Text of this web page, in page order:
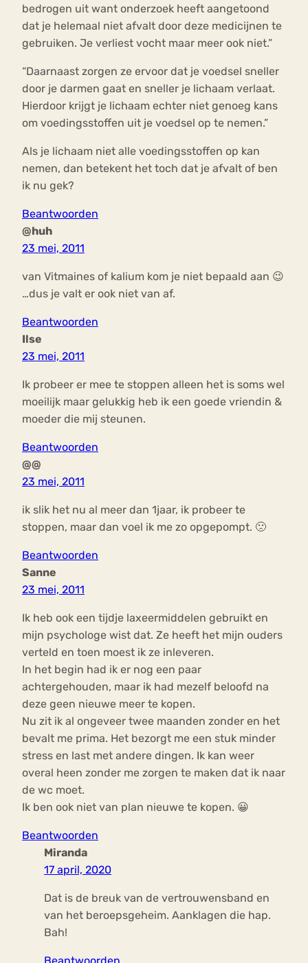
bedrogen uit want onderzoek heeft aangetoond
dat je helemaal niet afvalt door deze medicijnen te
gebruiken. Je verliest vocht maar meer ook niet.”
“Daarnaast zorgen ze ervoor dat je voedsel sneller
door je darmen gaat en sneller je lichaam verlaat.
Hierdoor krijgt je lichaam echter niet genoeg kans
om voedingsstoffen uit je voedsel op te nemen.”
Als je lichaam niet alle voedingsstoffen op kan
nemen, dan betekent het toch dat je afvalt of ben
ik nu gek?
Beantwoorden
@huh
23 mei, 2011
van Vitmaines of kalium kom je niet bepaald aan 😉
…dus je valt er ook niet van af.
Beantwoorden
Ilse
23 mei, 2011
Ik probeer er mee te stoppen alleen het is soms wel
moeilijk maar gelukkig heb ik een goede vriendin &
moeder die mij steunen.
Beantwoorden
@@
23 mei, 2011
ik slik het nu al meer dan 1jaar, ik probeer te
stoppen, maar dan voel ik me zo opgepompt. 🙁
Beantwoorden
Sanne
23 mei, 2011
Ik heb ook een tijdje laxeermiddelen gebruikt en
mijn psychologe wist dat. Ze heeft het mijn ouders
verteld en toen moest ik ze inleveren.
In het begin had ik er nog een paar
achtergehouden, maar ik had mezelf beloofd na
deze geen nieuwe meer te kopen.
Nu zit ik al ongeveer twee maanden zonder en het
bevalt me prima. Het bezorgt me een stuk minder
stress en last met andere dingen. Ik kan weer
overal heen zonder me zorgen te maken dat ik naar
de wc moet.
Ik ben ook niet van plan nieuwe te kopen. 😀
Beantwoorden
Miranda
17 april, 2020
Dat is de breuk van de vertrouwensband en
van het beroepsgeheim. Aanklagen die hap.
Bah!